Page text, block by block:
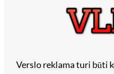
Verslo reklama turi būti